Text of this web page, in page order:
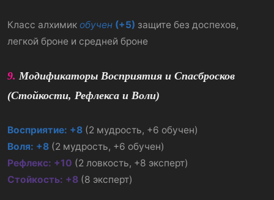
Класс алхимик обучен (+5) защите без доспехов,
легкой броне и средней броне
9. Модификаторы Восприятия и Спасбросков
(Стойкости, Рефлекса и Воли)
Восприятие: +8 (2 мудрость, +6 обучен)
Воля: +8 (2 мудрость, +6 обучен)
Рефлекс: +10 (2 ловкость, +8 эксперт)
Стойкость: +8 (8 эксперт)